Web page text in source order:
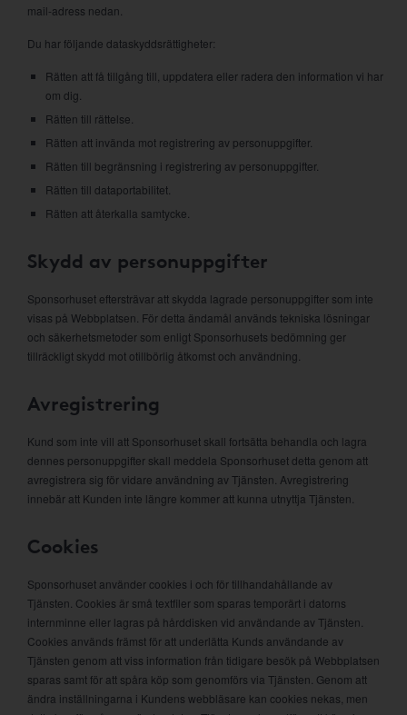
mail-adress nedan.
Du har följande dataskyddsrättigheter:
Rätten att få tillgång till, uppdatera eller radera den information vi har
om dig.
Rätten till rättelse.
Rätten att invända mot registrering av personuppgifter.
Rätten till begränsning i registrering av personuppgifter.
Rätten till dataportabilitet.
Rätten att återkalla samtycke.
Skydd av personuppgifter
Sponsorhuset eftersträvar att skydda lagrade personuppgifter som inte
visas på Webbplatsen. För detta ändamål används tekniska lösningar
och säkerhetsmetoder som enligt Sponsorhusets bedömning ger
tillräckligt skydd mot otillbörlig åtkomst och användning.
Avregistrering
Kund som inte vill att Sponsorhuset skall fortsätta behandla och lagra
dennes personuppgifter skall meddela Sponsorhuset detta genom att
avregistrera sig för vidare användning av Tjänsten. Avregistrering
innebär att Kunden inte längre kommer att kunna utnyttja Tjänsten.
Cookies
Sponsorhuset använder cookies i och för tillhandahållande av
Tjänsten. Cookies är små textfiler som sparas temporärt i datorns
internminne eller lagras på hårddisken vid användande av Tjänsten.
Cookies används främst för att underlätta Kunds användande av
Tjänsten genom att viss information från tidigare besök på Webbplatsen
sparas samt för att spåra köp som genomförs via Tjänsten. Genom att
ändra inställningarna i Kundens webbläsare kan cookies nekas, men